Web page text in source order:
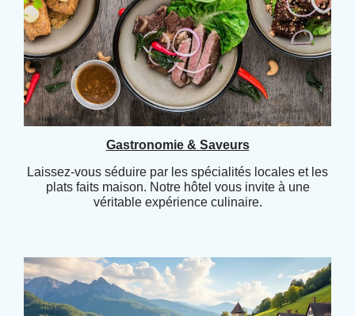
Gastronomie & Saveurs
Laissez-vous séduire par les spécialités locales et les
plats faits maison. Notre hôtel vous invite à une
véritable expérience culinaire.